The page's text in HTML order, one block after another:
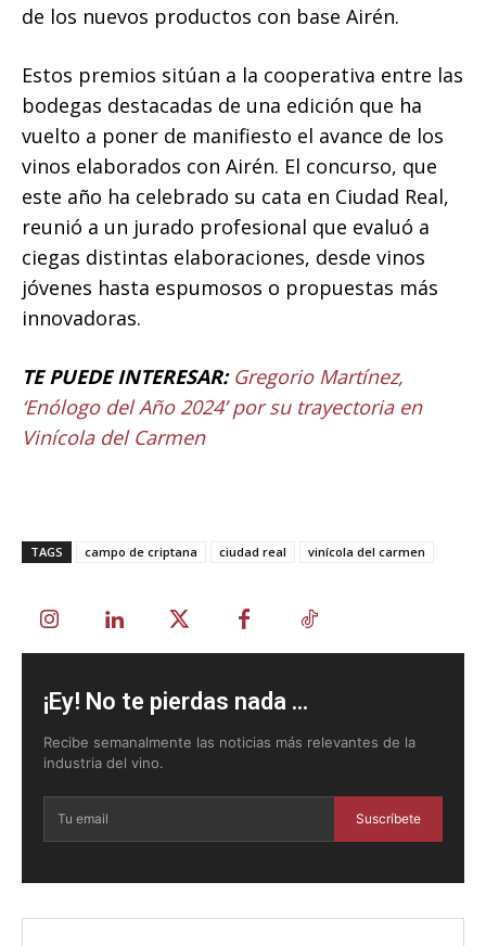
de los nuevos productos con base Airén.
Estos premios sitúan a la cooperativa entre las
bodegas destacadas de una edición que ha
vuelto a poner de manifiesto el avance de los
vinos elaborados con Airén. El concurso, que
este año ha celebrado su cata en Ciudad Real,
reunió a un jurado profesional que evaluó a
ciegas distintas elaboraciones, desde vinos
jóvenes hasta espumosos o propuestas más
innovadoras.
TE PUEDE INTERESAR: Gregorio Martínez,
‘Enólogo del Año 2024’ por su trayectoria en
Vinícola del Carmen
TAGS campo de criptana ciudad real vinícola del carmen
¡Ey! No te pierdas nada ...
Recibe semanalmente las noticias más relevantes de la
industria del vino.
Suscríbete